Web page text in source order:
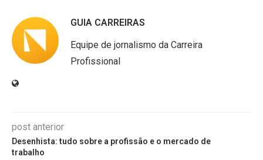
GUIA CARREIRAS
Equipe de jornalismo da Carreira
Profissional
post anterior
Desenhista: tudo sobre a profissão e o mercado de
trabalho